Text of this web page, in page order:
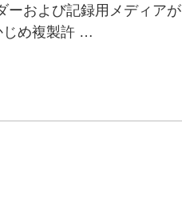
ーおよび記録用メディアが
じめ複製許 …